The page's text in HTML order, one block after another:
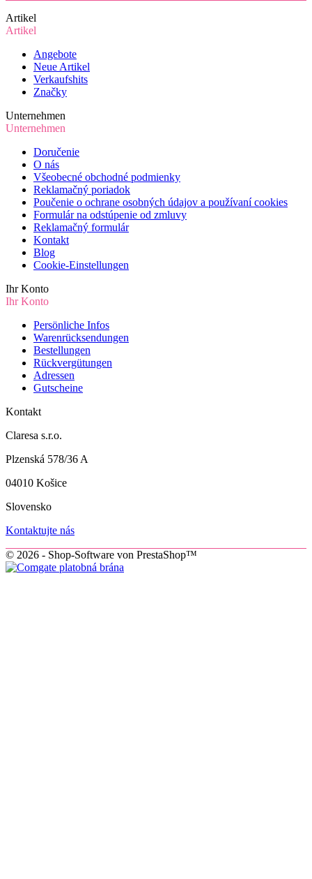
Artikel
Artikel
Angebote
Neue Artikel
Verkaufshits
Značky
Unternehmen
Unternehmen
Doručenie
O nás
Všeobecné obchodné podmienky
Reklamačný poriadok
Poučenie o ochrane osobných údajov a používaní cookies
Formulár na odstúpenie od zmluvy
Reklamačný formulár
Kontakt
Blog
Cookie-Einstellungen
Ihr Konto
Ihr Konto
Persönliche Infos
Warenrücksendungen
Bestellungen
Rückvergütungen
Adressen
Gutscheine
Kontakt
Claresa s.r.o.
Plzenská 578/36 A
04010 Košice
Slovensko
Kontaktujte nás
© 2026 - Shop-Software von PrestaShop™